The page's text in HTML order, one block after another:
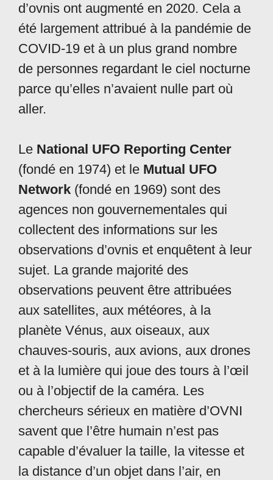
d’ovnis ont augmenté en 2020. Cela a
été largement attribué à la pandémie de
COVID-19 et à un plus grand nombre
de personnes regardant le ciel nocturne
parce qu’elles n’avaient nulle part où
aller.
Le National UFO Reporting Center
(fondé en 1974) et le Mutual UFO
Network (fondé en 1969) sont des
agences non gouvernementales qui
collectent des informations sur les
observations d’ovnis et enquêtent à leur
sujet. La grande majorité des
observations peuvent être attribuées
aux satellites, aux météores, à la
planète Vénus, aux oiseaux, aux
chauves-souris, aux avions, aux drones
et à la lumière qui joue des tours à l’œil
ou à l’objectif de la caméra. Les
chercheurs sérieux en matière d’OVNI
savent que l’être humain n’est pas
capable d’évaluer la taille, la vitesse et
la distance d’un objet dans l’air, en